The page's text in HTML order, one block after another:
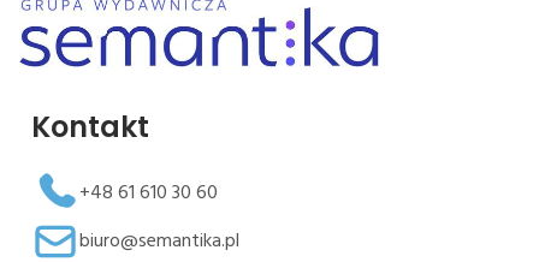
Kontakt
+48 61 610 30 60
biuro@semantika.pl